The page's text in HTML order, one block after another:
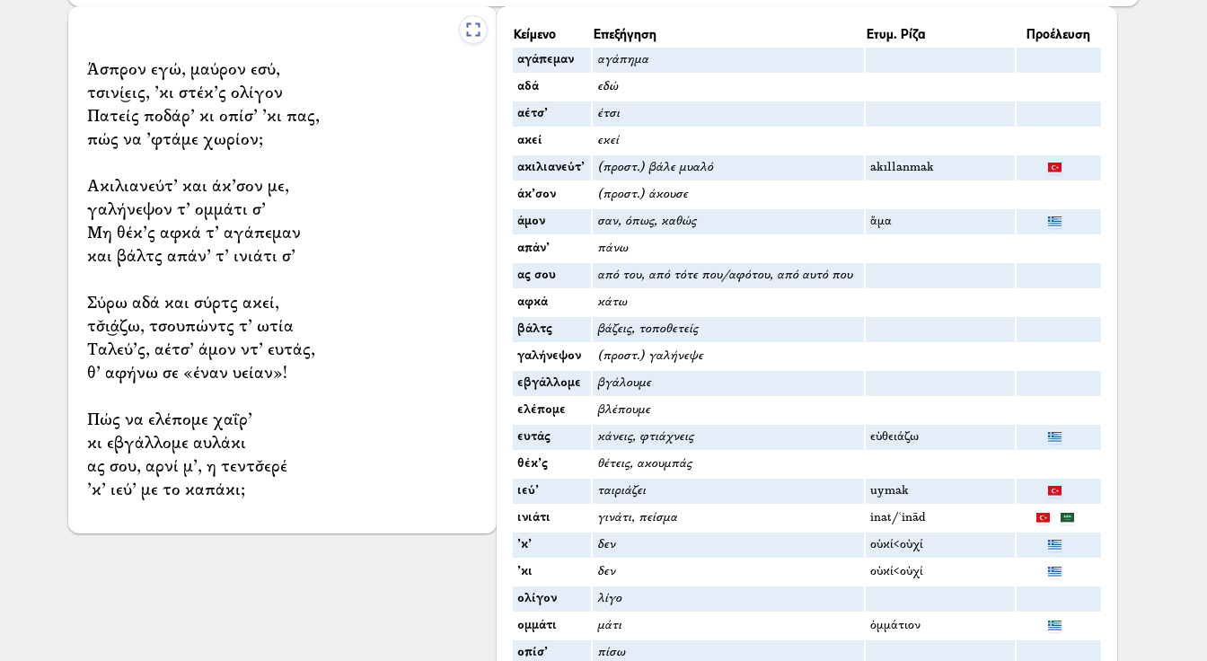
Άσπρον εγώ, μαύρον εσύ,
τσινί͜εις, ’κι στέκ’ς ολίγον
Πατείς ποδάρ’ κι οπίσ’ ’κι πας,
πώς να ’φτάμε χωρίον;
Ακιλιανεύτ’ και άκ’σον με,
γαλήνεψον τ’ ομμάτι σ’
Μη θέκ’ς αφκά τ’ αγάπεμαν
και βάλτς απάν’ τ’ ινιάτι σ’
Σύρω αδά και σύρτς ακεί,
τσ̌ι͜άζω, τσουπώντς τ’ ωτία
Ταλεύ’ς, αέτσ’ άμον ντ’ ευτάς,
θ’ αφήνω σε «έναν υείαν»!
Πώς να ελέπομε χαΐρ’
κι εβγάλλομε αυλάκι
ας σου, αρνί μ’, η τεντσ̌ερέ
’κ’ ιεύ’ με το καπάκι;
Κείμενο Επεξήγηση Ετυμ. Ρίζα Προέλευση
αγάπεμαν αγάπημα
αδά εδώ
αέτσ’ έτσι
ακεί εκεί
ακιλιανεύτ’ (προστ.) βάλε μυαλό akıllanmak
άκ’σον (προστ.) άκουσε
άμον σαν, όπως, καθώς ἅμα
απάν’ πάνω
ας σου από του, από τότε που/αφότου, από αυτό που
αφκά κάτω
βάλτς βάζεις, τοποθετείς
γαλήνεψον (προστ.) γαλήνεψε
εβγάλλομε βγάλουμε
ελέπομε βλέπουμε
ευτάς κάνεις, φτιάχνεις εὐθειάζω
θέκ’ς θέτεις, ακουμπάς
ιεύ’ ταιριάζει uymak
ινιάτι γινάτι, πείσμα inat/ʿinād
’κ’ δεν οὐκί<οὐχί
’κι δεν οὐκί<οὐχί
ολίγον λίγο
ομμάτι μάτι ὀμμάτιον
οπίσ’ πίσω